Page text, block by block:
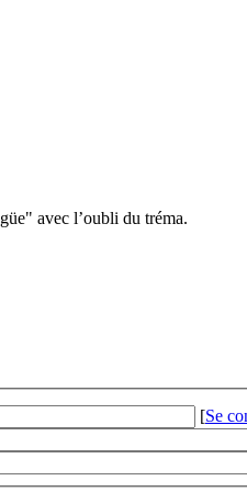
avec l’oubli du tréma.
[Se